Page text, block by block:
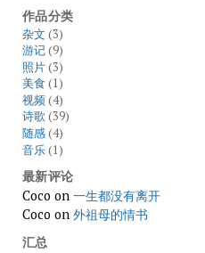
作品分类
杂文 (3)
游记(9)
照片(3)
美食 (1)
视频(4)
诗歌(39)
随感(4)
音乐(1)
最新评论
Coco on 一生都没有离开
Coco on 外祖母的情书
汇总